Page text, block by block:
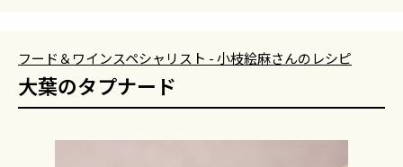
フード＆ワインスペシャリスト - 小枝絵麻さんのレシピ
大葉のタプナード